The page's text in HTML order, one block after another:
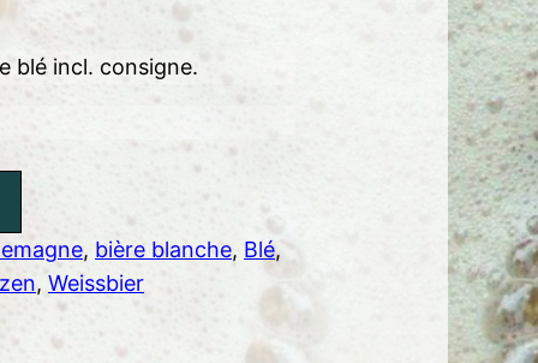
blé incl. consigne.
, bière blanche, Blé
, Weissbier